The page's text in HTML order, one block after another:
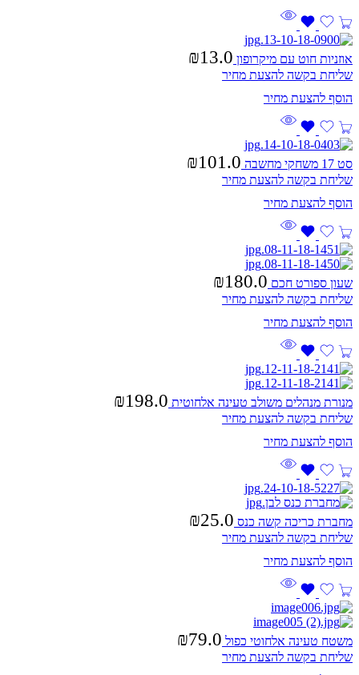
אוזניות חוט עם מיקרופון ₪13.0
שליחת בקשה להצעת מחיר
סט 17 משחקי מחשבה ₪101.0
שליחת בקשה להצעת מחיר
שעון ספורט חכם ₪180.0
שליחת בקשה להצעת מחיר
מנורת מנהלים משולב טעינה אלחוטית ₪198.0
שליחת בקשה להצעת מחיר
מחברת כריכה קשה כנס ₪25.0
שליחת בקשה להצעת מחיר
משטח טעינה אלחוטי כפול ₪79.0
שליחת בקשה להצעת מחיר